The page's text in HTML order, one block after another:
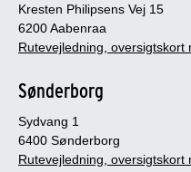
Kresten Philipsens Vej 15
6200 Aabenraa
Rutevejledning, oversigtskort
Sønderborg
Sydvang 1
6400 Sønderborg
Rutevejledning, oversigtskort